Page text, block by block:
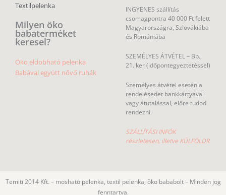
Textilpelenka
Milyen öko
babaterméket
keresel?
Öko eldobható pelenka
Babával együtt nővő ruhák
INGYENES szállítás
csomagpontra 40 000 Ft felett
Magyarországra, Szlovákiába
és Romániába
SZEMÉLYES ÁTVÉTEL – Bp.,
21. ker (időpontegyeztetéssel)
Személyes átvétel esetén a
rendelésedet bankkártyával
vagy átutalással, előre tudod
rendezni.
SZÁLLÍTÁSI INFÓK
részletesen, illetve KÜLFÖLDR
Temiti 2014 Kft. – mosható pelenka, textil pelenka, öko bababolt – Minden jog
fenntartva.